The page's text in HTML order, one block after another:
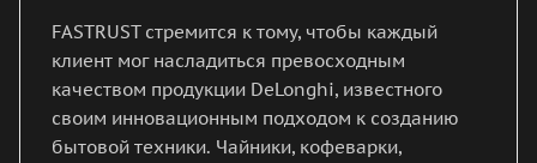
FASTRUST стремится к тому, чтобы каждый
клиент мог насладиться превосходным
качеством продукции DeLonghi, известного
своим инновационным подходом к созданию
бытовой техники. Чайники, кофеварки,